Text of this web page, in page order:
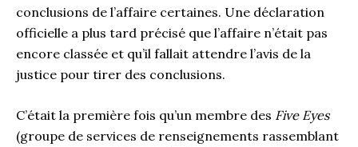
conclusions de l’affaire certaines. Une déclaration
officielle a plus tard précisé que l’affaire n’était pas
encore classée et qu’il fallait attendre l’avis de la
justice pour tirer des conclusions.
C’était la première fois qu’un membre des Five Eyes
(groupe de services de renseignements rassemblant